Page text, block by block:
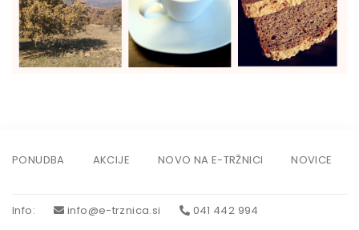
PONUDBA AKCIJE NOVO NA E-TRŽNICI NOVICE
Info: info@e-trznica.si 041 442 994